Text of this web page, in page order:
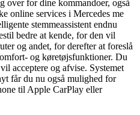
over for dine kommandoer, også
online services i Mercedes me
stemmeassistent endnu
bedre at kende, for den vil
og andet, for derefter at foreslå
og køretøjsfunktioner. Du
acceptere og afvise. Systemet
får du nu også mulighed for
til Apple CarPlay eller